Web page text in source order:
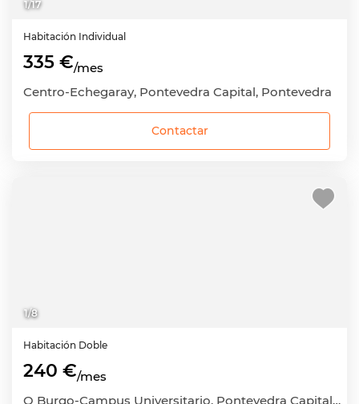
1/17
Habitación Individual
335 €/mes
Centro-Echegaray, Pontevedra Capital, Pontevedra
Contactar
1/8
Habitación Doble
240 €/mes
O Burgo-Campus Universitario, Pontevedra Capital, Pontevedra